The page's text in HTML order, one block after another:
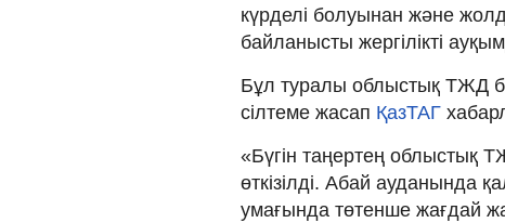
күрделі болуынан және
байланысты жергілікті
Бұл туралы облыстық ТЖД
сілтеме жасап ҚазТАГ
«Бүгін таңертең облыстық
өткізілді. Абай ауданында
умағында төтенше жағдай